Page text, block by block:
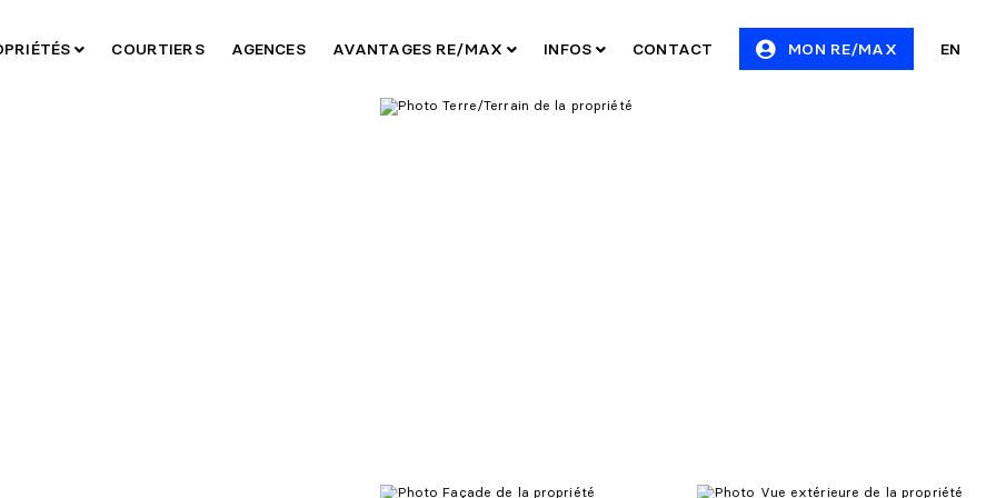
COURTIERS AGENCES AVANTAGES RE/MAX INFOS CONTACT MON RE/MAX EN